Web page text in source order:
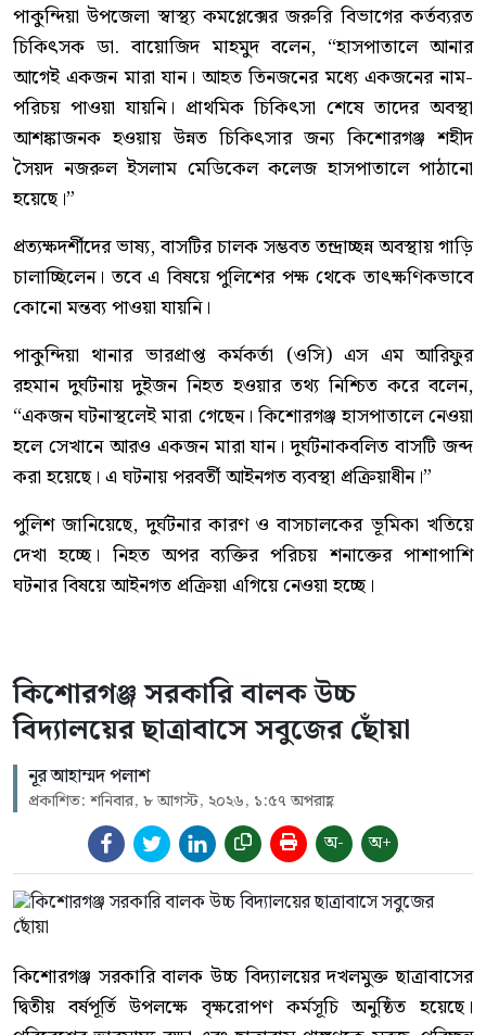
পাকুন্দিয়া উপজেলা স্বাস্থ্য কমপ্লেক্সের জরুরি বিভাগের কর্তব্যরত
চিকিৎসক ডা. বায়োজিদ মাহমুদ বলেন, “হাসপাতালে আনার
আগেই একজন মারা যান। আহত তিনজনের মধ্যে একজনের নাম-
পরিচয় পাওয়া যায়নি। প্রাথমিক চিকিৎসা শেষে তাদের অবস্থা
আশঙ্কাজনক হওয়ায় উন্নত চিকিৎসার জন্য কিশোরগঞ্জ শহীদ
সৈয়দ নজরুল ইসলাম মেডিকেল কলেজ হাসপাতালে পাঠানো
হয়েছে।”
প্রত্যক্ষদর্শীদের ভাষ্য, বাসটির চালক সম্ভবত তন্দ্রাচ্ছন্ন অবস্থায় গাড়ি
চালাচ্ছিলেন। তবে এ বিষয়ে পুলিশের পক্ষ থেকে তাৎক্ষণিকভাবে
কোনো মন্তব্য পাওয়া যায়নি।
পাকুন্দিয়া থানার ভারপ্রাপ্ত কর্মকর্তা (ওসি) এস এম আরিফুর
রহমান দুর্ঘটনায় দুইজন নিহত হওয়ার তথ্য নিশ্চিত করে বলেন,
“একজন ঘটনাস্থলেই মারা গেছেন। কিশোরগঞ্জ হাসপাতালে নেওয়া
হলে সেখানে আরও একজন মারা যান। দুর্ঘটনাকবলিত বাসটি জব্দ
করা হয়েছে। এ ঘটনায় পরবর্তী আইনগত ব্যবস্থা প্রক্রিয়াধীন।”
পুলিশ জানিয়েছে, দুর্ঘটনার কারণ ও বাসচালকের ভূমিকা খতিয়ে
দেখা হচ্ছে। নিহত অপর ব্যক্তির পরিচয় শনাক্তের পাশাপাশি
ঘটনার বিষয়ে আইনগত প্রক্রিয়া এগিয়ে নেওয়া হচ্ছে।
কিশোরগঞ্জ সরকারি বালক উচ্চ
বিদ্যালয়ের ছাত্রাবাসে সবুজের ছোঁয়া
নূর আহাম্মদ পলাশ
প্রকাশিত: শনিবার, ৮ আগস্ট, ২০২৬, ১:৫৭ অপরাহ্ণ
অ- অ+
কিশোরগঞ্জ সরকারি বালক উচ্চ বিদ্যালয়ের দখলমুক্ত ছাত্রাবাসের
দ্বিতীয় বর্ষপূর্তি উপলক্ষে বৃক্ষরোপণ কর্মসূচি অনুষ্ঠিত হয়েছে।